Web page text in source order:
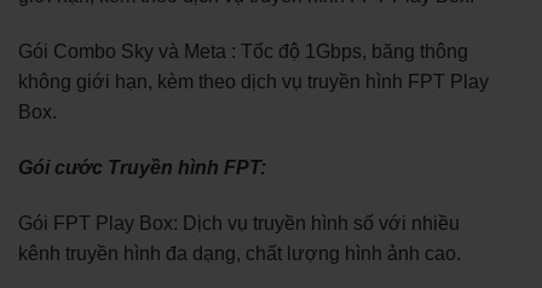
Gói Combo Sky và Meta : Tốc độ 1Gbps, băng thông
không giới hạn, kèm theo dịch vụ truyền hình FPT Play
Box.
Gói cước Truyền hình FPT:
Gói FPT Play Box: Dịch vụ truyền hình số với nhiều
kênh truyền hình đa dạng, chất lượng hình ảnh cao.